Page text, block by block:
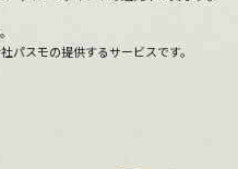
スモの提供するサービスです。